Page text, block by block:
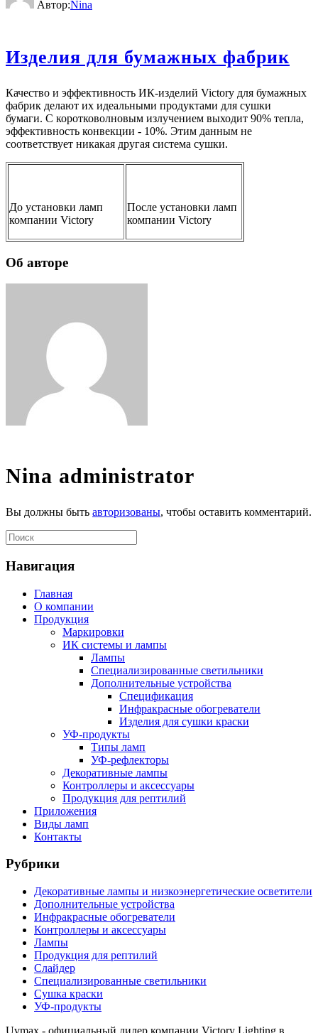
Автор:Nina
Изделия для бумажных фабрик
Качество и эффективность ИК-изделий Victory для бумажных
фабрик делают их идеальными продуктами для сушки
бумаги. С коротковолновым излучением выходит 90% тепла,
эффективность конвекции - 10%. Этим данным не
соответствует никакая другая система сушки.
До установки ламп
компании Victory
После установки ламп
компании Victory
Об авторе
Nina administrator
Вы должны быть авторизованы, чтобы оставить комментарий.
Навигация
Главная
О компании
Продукция
Маркировки
ИК системы и лампы
Лампы
Специализированные светильники
Дополнительные устройства
Спецификация
Инфракрасные обогреватели
Изделия для сушки краски
УФ-продукты
Типы ламп
УФ-рефлекторы
Декоративные лампы
Контроллеры и аксессуары
Продукция для рептилий
Приложения
Виды ламп
Контакты
Рубрики
Декоративные лампы и низкоэнергетические осветители
Дополнительные устройства
Инфракрасные обогреватели
Контроллеры и аксессуары
Лампы
Продукция для рептилий
Слайдер
Специализированные светильники
Сушка краски
УФ-продукты
Uvmax - официальный дилер компании Victory Lighting в